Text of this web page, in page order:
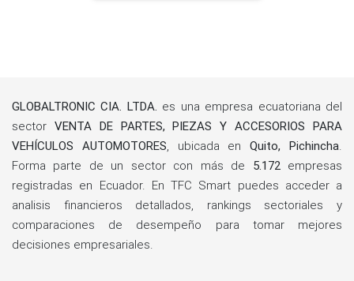
GLOBALTRONIC CIA. LTDA. es una empresa ecuatoriana del
sector VENTA DE PARTES, PIEZAS Y ACCESORIOS PARA
VEHÍCULOS AUTOMOTORES, ubicada enQuito, Pichincha.
Forma parte de un sector con más de 5.172empresas
registradas en Ecuador. En TFC Smart puedes acceder a
analisis financieros detallados, rankings sectoriales y
comparaciones de desempeño para tomar mejores
decisiones empresariales.